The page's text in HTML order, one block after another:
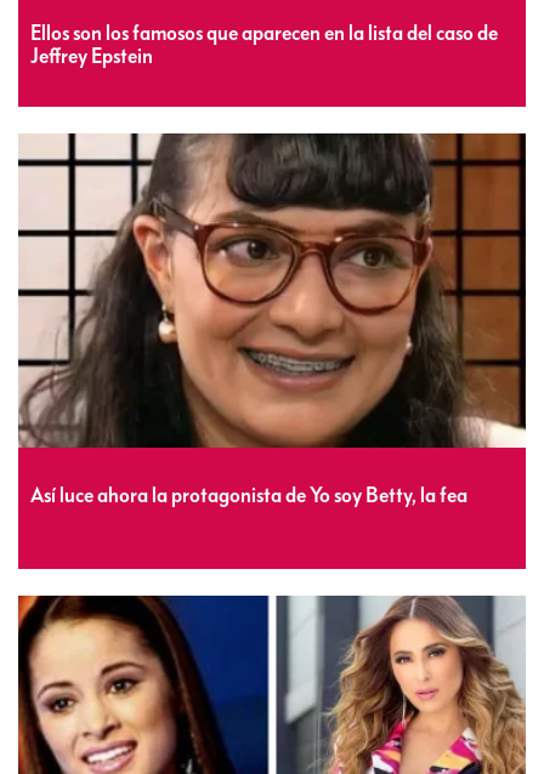
Ellos son los famosos que aparecen en la lista del caso de
Jeffrey Epstein
Así luce ahora la protagonista de Yo soy Betty, la fea